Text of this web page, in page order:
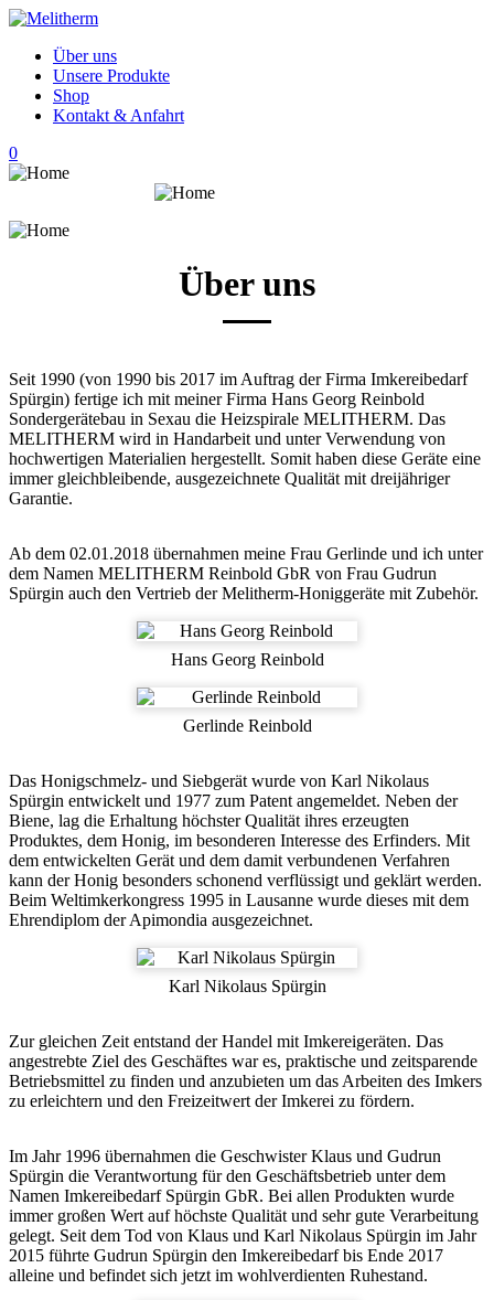
Über uns
Unsere Produkte
Shop
Kontakt & Anfahrt
0
Über uns
Seit 1990 (von 1990 bis 2017 im Auftrag der Firma Imkereibedarf
Spürgin) fertige ich mit meiner Firma Hans Georg Reinbold
Sondergerätebau in Sexau die Heizspirale MELITHERM. Das
MELITHERM wird in Handarbeit und unter Verwendung von
hochwertigen Materialien hergestellt. Somit haben diese Geräte eine
immer gleichbleibende, ausgezeichnete Qualität mit dreijähriger
Garantie.
Ab dem 02.01.2018 übernahmen meine Frau Gerlinde und ich unter
dem Namen MELITHERM Reinbold GbR von Frau Gudrun
Spürgin auch den Vertrieb der Melitherm-Honiggeräte mit Zubehör.
Hans Georg Reinbold
Gerlinde Reinbold
Das Honigschmelz- und Siebgerät wurde von Karl Nikolaus
Spürgin entwickelt und 1977 zum Patent angemeldet. Neben der
Biene, lag die Erhaltung höchster Qualität ihres erzeugten
Produktes, dem Honig, im besonderen Interesse des Erfinders. Mit
dem entwickelten Gerät und dem damit verbundenen Verfahren
kann der Honig besonders schonend verflüssigt und geklärt werden.
Beim Weltimkerkongress 1995 in Lausanne wurde dieses mit dem
Ehrendiplom der Apimondia ausgezeichnet.
Karl Nikolaus Spürgin
Zur gleichen Zeit entstand der Handel mit Imkereigeräten. Das
angestrebte Ziel des Geschäftes war es, praktische und zeitsparende
Betriebsmittel zu finden und anzubieten um das Arbeiten des Imkers
zu erleichtern und den Freizeitwert der Imkerei zu fördern.
Im Jahr 1996 übernahmen die Geschwister Klaus und Gudrun
Spürgin die Verantwortung für den Geschäftsbetrieb unter dem
Namen Imkereibedarf Spürgin GbR. Bei allen Produkten wurde
immer großen Wert auf höchste Qualität und sehr gute Verarbeitung
gelegt. Seit dem Tod von Klaus und Karl Nikolaus Spürgin im Jahr
2015 führte Gudrun Spürgin den Imkereibedarf bis Ende 2017
alleine und befindet sich jetzt im wohlverdienten Ruhestand.